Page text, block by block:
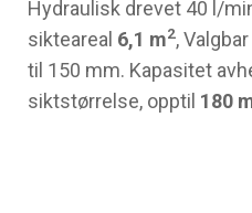
Hydraulisk drevet 40 l/
sikteareal 6,1 m2,
til 150 mm. Kapasitet
siktstørrelse, opptil 180